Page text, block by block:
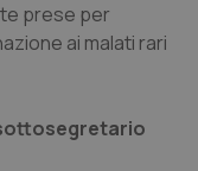
prese per
ai malati rari